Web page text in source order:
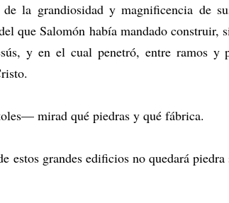
la grandiosidad y magnificencia de
que Salomón había mandado construir,
y en el cual penetró, entre ramos
mirad qué piedras y qué fábrica.
grandes edificios no quedará piedra